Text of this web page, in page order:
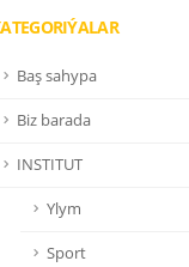
Baş sahypa
Biz barada
INSTITUT
Ylym
Sport